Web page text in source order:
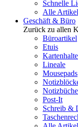
Schnelle
Alle
Geschäft & Büro
Zurück zu allen
Büroartikel
Etuis
Lineale
Mousepads
Post-It
Schreib &